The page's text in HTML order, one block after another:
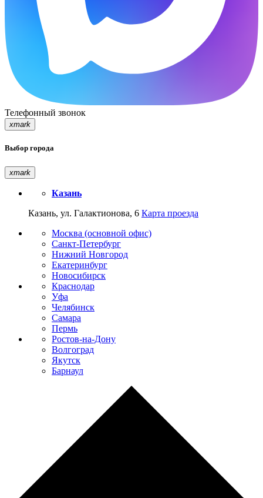
Телефонный звонок
xmark
Выбор города
xmark
Казань
Казань, ул. Галактионова, 6 Карта проезда
Москва (основной офис)
Санкт-Петербург
Нижний Новгород
Екатеринбург
Новосибирск
Краснодар
Уфа
Челябинск
Самара
Пермь
Ростов-на-Дону
Волгоград
Якутск
Барнаул